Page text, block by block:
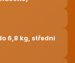
6,8 kg, střední